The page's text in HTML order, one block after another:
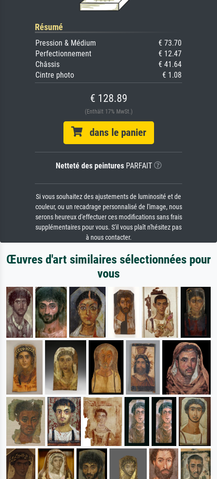
Résumé
Pression & Médium
€ 73.70
Perfectionnement
€ 12.47
Châssis
€ 41.64
Cintre photo
€ 1.08
€ 128.89
(Enthält 17% MwSt.)
dans le panier
Netteté des peinturesPARFAIT
Si vous souhaitez des ajustements de luminosité et de
couleur, ou un recadrage personnalisé de l'image, nous
serons heureux d'effectuer ces modifications sans frais
supplémentaires pour vous. S'il vous plaît n'hésitez pas
à nous contacter.
Œuvres d'art similaires sélectionnées pour
vous